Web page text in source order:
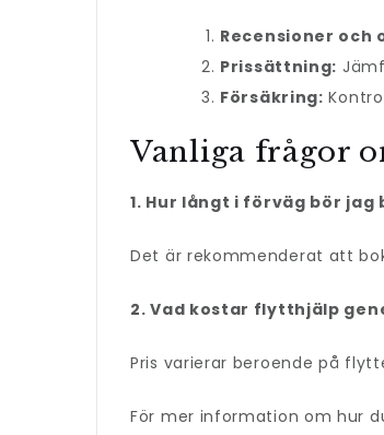
Recensioner och
Prissättning:
Försäkring:
Vanliga frågor
1. Hur långt i förväg bör
Det är rekommenderat att
2. Vad kostar flytthjälp
Pris varierar beroende på
För mer information om hur